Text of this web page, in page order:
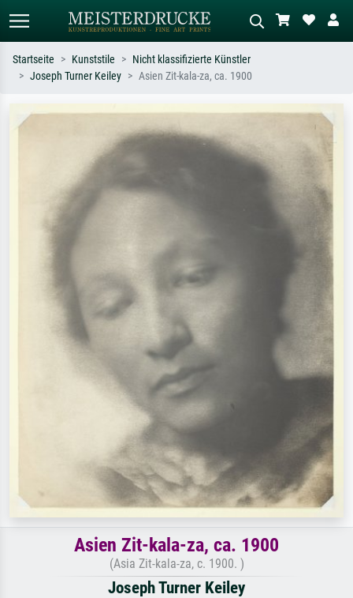
Suchen Sie nach Künstlern, Werktiteln
oder Stilen – z.B. Monet,
Sternennacht, Impressionismus, Welle
Hokusai, Akt.
Beschreiben Sie die Szene – z.B. Grüne
Wiese, Abstrakt mit viel Rot, Dunkles
Ölgemälde, Stehender Akt neben einem
Baum.
Startseite Kunststile
Nicht klassifizierte Künstler
Joseph Turner Keiley
Asien Zit-kala-za, ca. 1900
Asien Zit-kala-za, ca. 1900
(Asia Zit-kala-za, c. 1900. )
Joseph Turner Keiley